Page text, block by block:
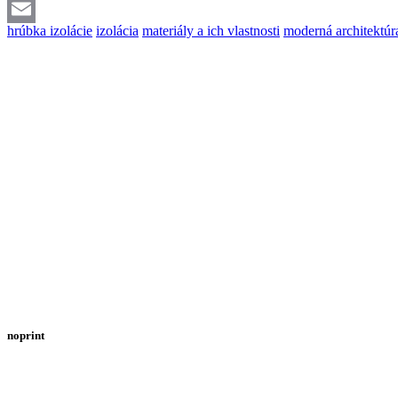
Twitter
Email
hrúbka izolácie izolácia materiály a ich vlastnosti moderná
noprint